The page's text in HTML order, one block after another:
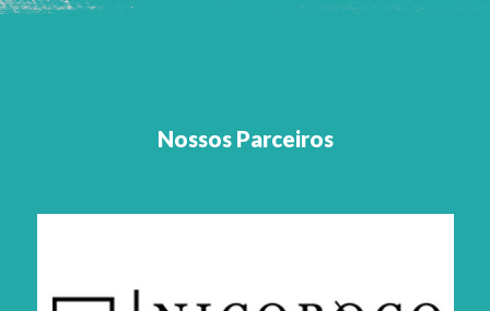
Nossos Parceiros